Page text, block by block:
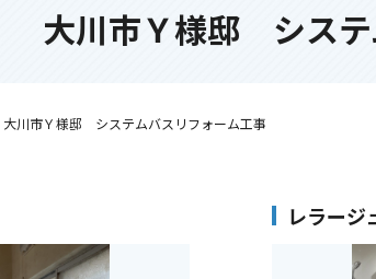
大川市Ｙ様邸 システ
大川市Ｙ様邸 システムバスリフォーム工事
レラージ